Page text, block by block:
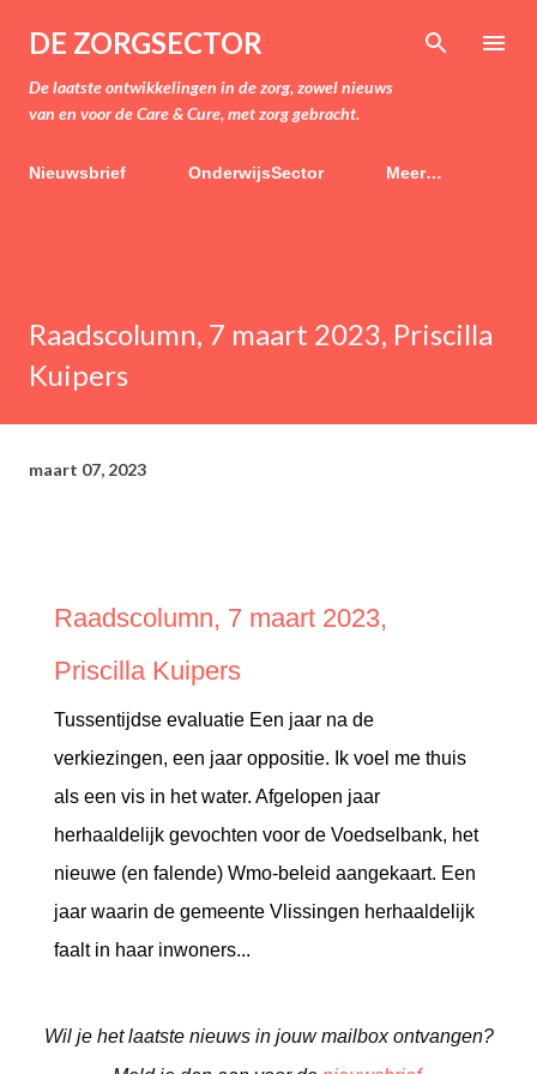
Doorgaan naar hoofdcontent
DE ZORGSECTOR
De laatste ontwikkelingen in de zorg, zowel nieuws
van en voor de Care & Cure, met zorg gebracht.
Nieuwsbrief OnderwijsSector Meer…
Raadscolumn, 7 maart 2023, Priscilla
Kuipers
maart 07, 2023
Raadscolumn, 7 maart 2023,
Priscilla Kuipers
Tussentijdse evaluatie Een jaar na de
verkiezingen, een jaar oppositie. Ik voel me thuis
als een vis in het water. Afgelopen jaar
herhaaldelijk gevochten voor de Voedselbank, het
nieuwe (en falende) Wmo-beleid aangekaart. Een
jaar waarin de gemeente Vlissingen herhaaldelijk
faalt in haar inwoners...
Wil je het laatste nieuws in jouw mailbox ontvangen?